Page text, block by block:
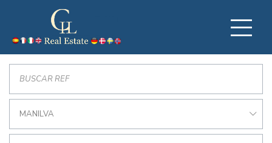
MANILVA